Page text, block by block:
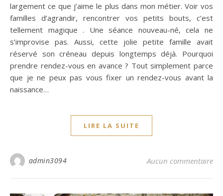
largement ce que j’aime le plus dans mon métier. Voir vos
familles d’agrandir, rencontrer vos petits bouts, c’est
tellement magique . Une séance nouveau-né, cela ne
s’improvise pas. Aussi, cette jolie petite famille avait
réservé son créneau depuis longtemps déjà. Pourquoi
prendre rendez-vous en avance ? Tout simplement parce
que je ne peux pas vous fixer un rendez-vous avant la
naissance…
LIRE LA SUITE
admin3094 Aucun commentaire